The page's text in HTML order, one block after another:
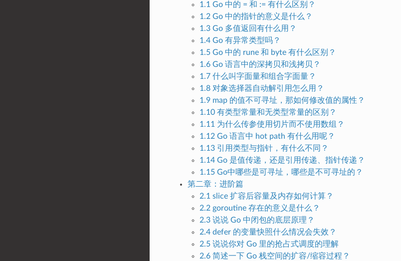
1.1 Go 中的 = 和 := 有什么区别？
1.2 Go 中的指针的意义是什么？
1.3 Go 多值返回有什么用？
1.4 Go 有异常类型吗？
1.5 Go 中的 rune 和 byte 有什么区别？
1.6 Go 语言中的深拷贝和浅拷贝？
1.7 什么叫字面量和组合字面量？
1.8 对象选择器自动解引用怎么用？
1.9 map 的值不可寻址，那如何修改值的属性？
1.10 有类型常量和无类型常量的区别？
1.11 为什么传参使用切片而不使用数组？
1.12 Go 语言中 hot path 有什么用呢？
1.13 引用类型与指针，有什么不同？
1.14 Go 是值传递，还是引用传递、指针传递？
1.15 Go中哪些是可寻址，哪些是不可寻址的？
第二章：进阶篇
2.1 slice 扩容后容量及内存如何计算？
2.2 goroutine 存在的意义是什么？
2.3 说说 Go 中闭包的底层原理？
2.4 defer 的变量快照什么情况会失效？
2.5 说说你对 Go 里的抢占式调度的理解
2.6 简述一下 Go 栈空间的扩容/缩容过程？